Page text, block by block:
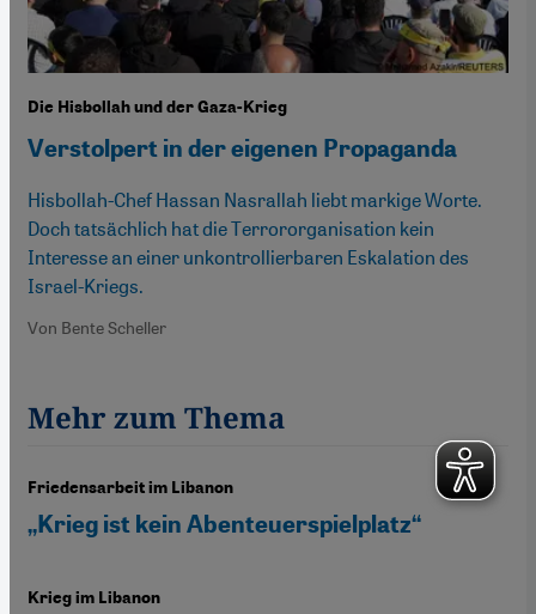
Die Hisbollah und der Gaza-Krieg
Verstolpert in der eigenen Propaganda
Hisbollah-Chef Hassan Nasrallah liebt markige Worte.
Doch tatsächlich hat die Terrororganisation kein
Interesse an einer unkontrollierbaren Eskalation des
Israel-Kriegs.
Von Bente Scheller
Mehr zum Thema
Friedensarbeit im Libanon
„Krieg ist kein Abenteuerspielplatz“
Krieg im Libanon